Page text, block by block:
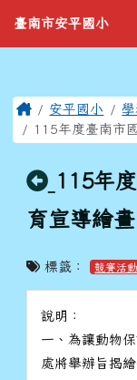
臺南市安平
導覽列
臺南市安平國小
主內容區域
Home安平國小
115年度臺南市
回上頁
115年
育宣導繪
標籤： 競賽活動
說明：
一、為讓動物
處將舉辦旨揭
頁尾區域